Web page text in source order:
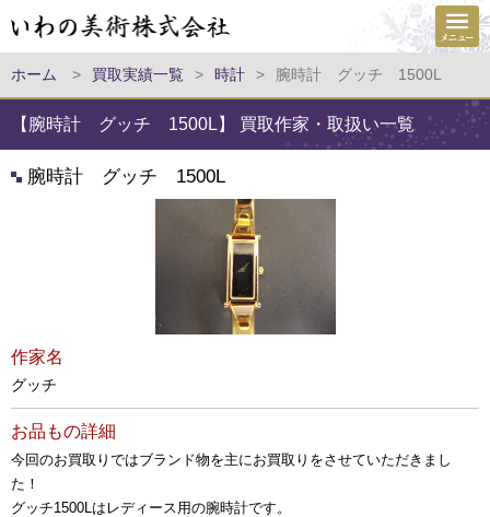
ホーム > 買取実績一覧 > 時計 > 腕時計 グッチ 1500L
【腕時計 グッチ 1500L】 買取作家・取扱い一覧
腕時計 グッチ 1500L
作家名
グッチ
お品もの詳細
今回のお買取りではブランド物を主にお買取りをさせていただきまし
た！
グッチ1500Lはレディース用の腕時計です。